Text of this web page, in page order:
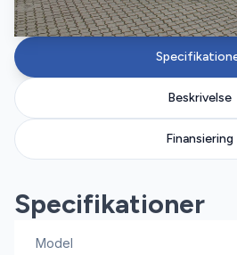
Beskrivelse
Finansiering
Specifikationer
Model